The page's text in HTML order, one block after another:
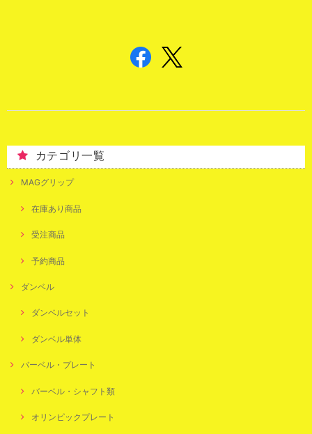
カテゴリ一覧
MAGグリップ
在庫あり商品
受注商品
予約商品
ダンベル
ダンベルセット
ダンベル単体
バーベル・プレート
バーベル・シャフト類
オリンピックプレート